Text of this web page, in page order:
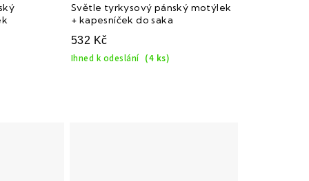
Světle tyrkysový pánský motýlek
+ kapesníček do saka
532 Kč
Ihned k odeslání (4 ks)